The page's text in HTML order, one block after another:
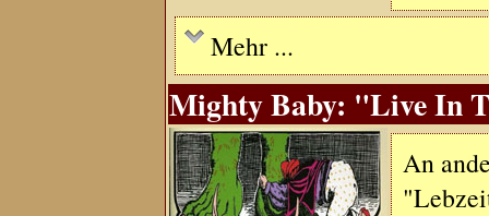
Mehr ...
Mighty Baby: "Live In
An